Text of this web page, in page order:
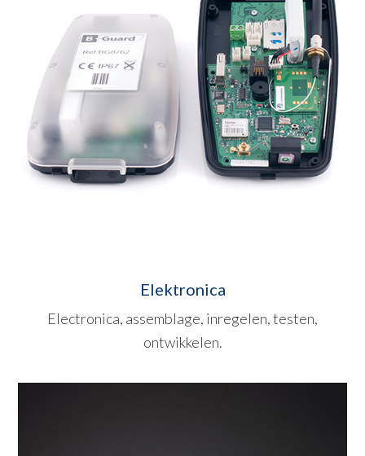
Elektronica
Electronica, assemblage, inregelen, testen,
ontwikkelen.